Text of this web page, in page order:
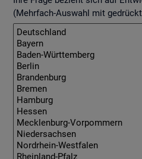
(Mehrfach-Auswahl mit